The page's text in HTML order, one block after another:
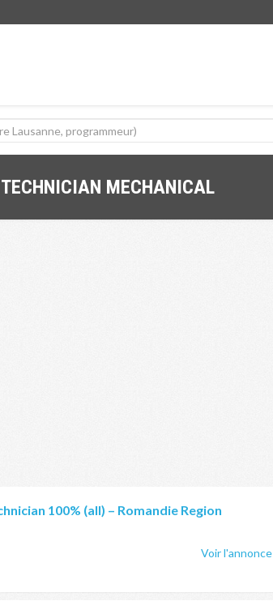
MECHANICAL
100% (all) – Romandie Region
Voir l'annonce